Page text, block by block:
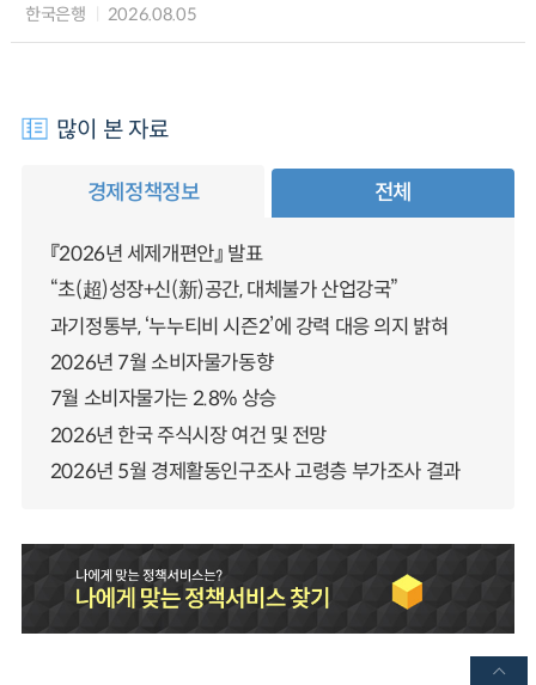
한국은행 2026.08.05
많이 본 자료
경제정책정보 전체
『2026년 세제개편안』 발표
“초(超)성장+신(新)공간, 대체불가 산업강국”
과기정통부, ‘누누티비 시즌2’에 강력 대응 의지 밝혀
2026년 7월 소비자물가동향
7월 소비자물가는 2.8% 상승
2026년 한국 주식시장 여건 및 전망
2026년 5월 경제활동인구조사 고령층 부가조사 결과